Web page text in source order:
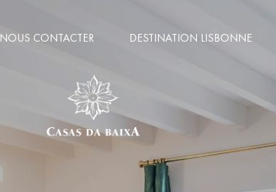
NOUS CONTACTER DESTINATION LISBONNE